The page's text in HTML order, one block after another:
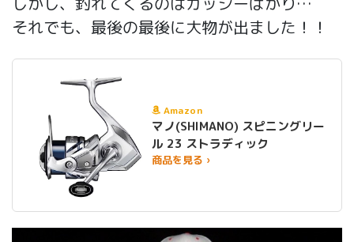
それでも、最後の最後に大物が出ました！！
Amazon
マノ(SHIMANO) スピニングリー
ル 23 ストラディック
商品を見る ›